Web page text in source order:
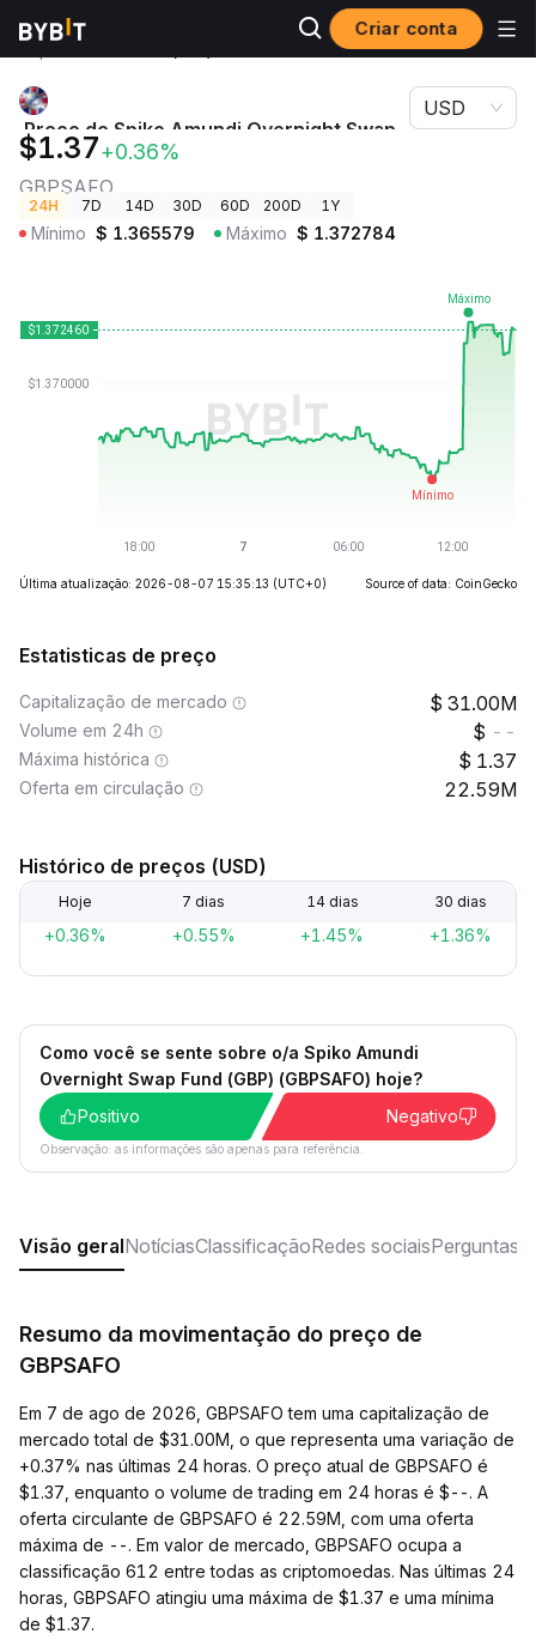
Criar conta
Preços de
Preço de Spiko Amundi Overnight Swap Fund
Preço de Spiko Amundi Overnight Swap
Fund (GBP)
GBPSAFO
$1.37+0.36%
USD
24H 7D 14D 30D 60D 200D 1Y
Mínimo $ 1.365579 Máximo $ 1.372784
Última atualização: 2026-08-07 15:35:13 (UTC+0) Source of data: CoinGecko
Estatisticas de preço
Capitalização de mercado 31.00M
Volume em 24h --
Máxima histórica 1.37
Oferta em circulação 22.59M
Histórico de preços (USD)
Hoje 7 dias 14 dias 30 dias
+0.36% +0.55% +1.45% +1.36%
Como você se sente sobre o/a Spiko Amundi
Overnight Swap Fund (GBP) (GBPSAFO) hoje?
Positivo
Negativo
Observação: as informações são apenas para referência.
Visão geralNotíciasClassificaçãoRedes sociaisPerguntas
Resumo da movimentação do preço de
GBPSAFO
Em 7 de ago de 2026, GBPSAFO tem uma capitalização de
mercado total de $31.00M, o que representa uma variação de
+0.37% nas últimas 24 horas. O preço atual de GBPSAFO é
$1.37, enquanto o volume de trading em 24 horas é $--. A
oferta circulante de GBPSAFO é 22.59M, com uma oferta
máxima de --. Em valor de mercado, GBPSAFO ocupa a
classificação 612 entre todas as criptomoedas. Nas últimas 24
horas, GBPSAFO atingiu uma máxima de $1.37 e uma mínima
de $1.37.